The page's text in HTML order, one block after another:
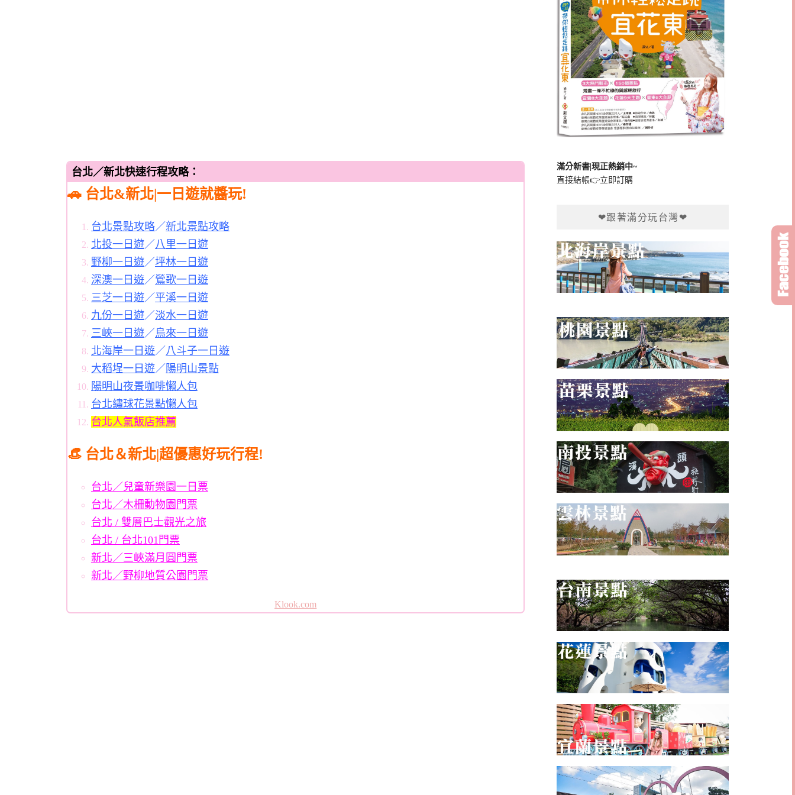
台北／新北快速行程攻略：
🚗 台北&新北|一日遊就醬玩!
台北景點攻略／新北景點攻略
北投一日遊／八里一日遊
野柳一日遊／坪林一日遊
深澳一日遊／鶯歌一日遊
三芝一日遊／平溪一日遊
九份一日遊／淡水一日遊
三峽一日遊／烏來一日遊
北海岸一日遊／八斗子一日遊
大稻埕一日遊／ 陽明山景點
陽明山夜景咖啡懶人包
台北繡球花景點懶人包
台北人氣飯店推薦
👒 台北＆新北|超優惠好玩行程!
台北／兒童新樂園一日票
台北／木柵動物園門票
台北 / 雙層巴士觀光之旅
台北 / 台北101門票
新北／三峽滿月圓門票
新北／野柳地質公園門票
Klook.com
滿分新書|現正熱銷中~
直接結帳👉立即訂購
❤跟著滿分玩台灣❤